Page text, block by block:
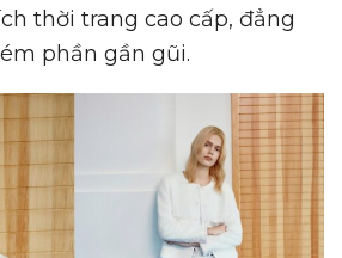
thời trang cao cấp, đẳng
phần gần gũi.